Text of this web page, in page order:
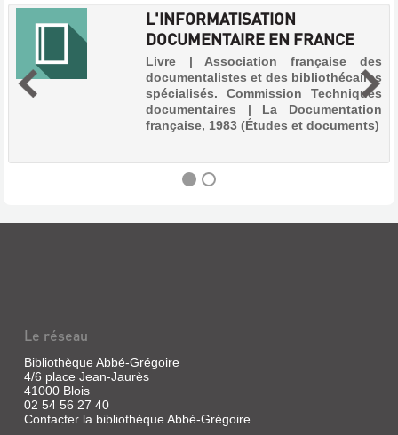
L'INFORMATISATION
DOCUMENTAIRE EN FRANCE
Livre | Association française des
documentalistes et des bibliothécaires
spécialisés. Commission Techniques
documentaires | La Documentation
française, 1983 (Études et documents)
Association
française
des
documentalistes
et
Le réseau
Bibliothèque Abbé-Grégoire
4/6 place Jean-Jaurès
41000 Blois
02 54 56 27 40
Contacter la bibliothèque Abbé-Grégoire